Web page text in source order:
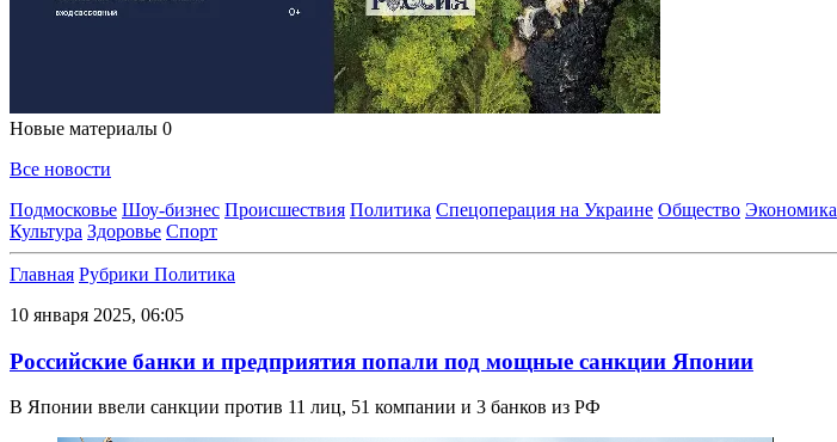
Новые материалы 0
Все новости
Подмосковье Шоу-бизнес Происшествия Политика Спецоперация на Украине Общество Экономика
Культура Здоровье Спорт
Главная Рубрики Политика
10 января 2025, 06:05
Российские банки и предприятия попали под мощные санкции Японии
В Японии ввели санкции против 11 лиц, 51 компании и 3 банков из РФ